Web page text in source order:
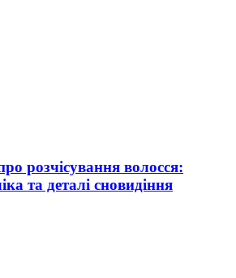
розчісування волосся:
та деталі сновидіння